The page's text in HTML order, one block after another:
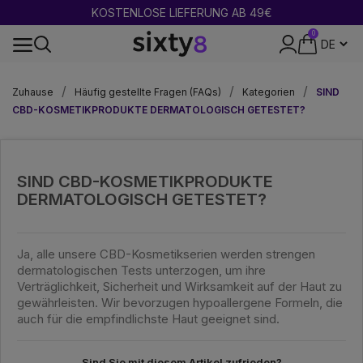
KOSTENLOSE LIEFERUNG AB 49€
0
Zuhause
Häufig gestellte Fragen (FAQs) Kategorien
SIND
CBD-KOSMETIKPRODUKTE DERMATOLOGISCH GETESTET?
SIND CBD-KOSMETIKPRODUKTE
DERMATOLOGISCH GETESTET?
Ja, alle unsere CBD-Kosmetikserien werden strengen
dermatologischen Tests unterzogen, um ihre
Verträglichkeit, Sicherheit und Wirksamkeit auf der Haut zu
gewährleisten. Wir bevorzugen hypoallergene Formeln, die
auch für die empfindlichste Haut geeignet sind.